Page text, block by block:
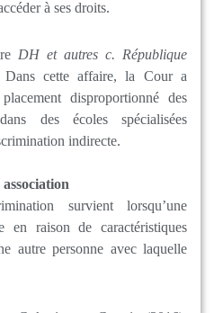
à ses droits.
DH et autres c. République
Dans cette affaire, la Cour a
disproportionné des
des écoles spécialisées
indirecte.
survient lorsqu’une
en raison de caractéristiques
autre personne avec laquelle